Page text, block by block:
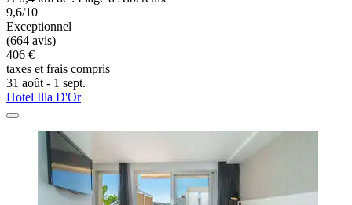
9,6/10
Exceptionnel
(664 avis)
406 €
taxes et frais compris
31 août - 1 sept.
Hotel Illa D'Or